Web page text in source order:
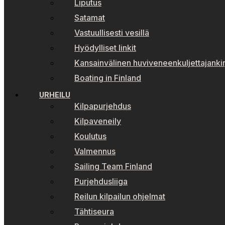
Liputus
Satamat
Vastuullisesti vesillä
Hyödylliset linkit
Kansainvälinen
Boating in Finland
URHEILU
Kilpapurjehdus
Kilpaveneily
Koulutus
Valmennus
Sailing Team Finland
Purjehdusliiga
Reilun kilpailun ohjelmat
Tähtiseura